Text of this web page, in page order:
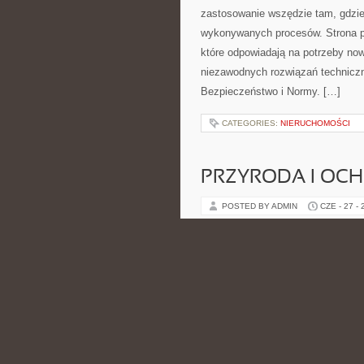
zastosowanie wszędzie tam,
wykonywanych procesów. Strona
które odpowiadają na potrzeby
niezawodnych rozwiązań
Bezpieczeństwo i Normy. […]
CATEGORIES: NIERUCHOMOŚCI
PRZYRODA I
POSTED BY ADMIN CZE - 27 -